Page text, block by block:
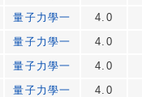
量子力學一
4.0
量子力學一
4.0
量子力學一
4.0
量子力學一
4.0